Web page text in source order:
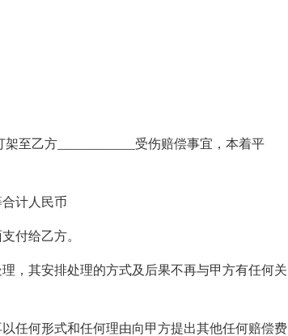
至乙方____________受伤赔偿事宜，本着平
计人民币
付给乙方。
，其安排处理的方式及后果不再与甲方有任何关
任何形式和任何理由向甲方提出其他任何赔偿费